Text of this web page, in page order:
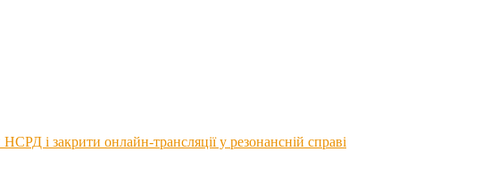
і закрити онлайн-трансляції у резонансній справі